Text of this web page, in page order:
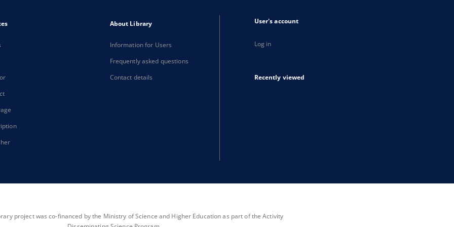
About Library
Information for Users
Frequently asked questions
Contact details
User's account
Log in
Recently viewed
project was co-financed by the Ministry of Science and Higher Education as part of the Activity